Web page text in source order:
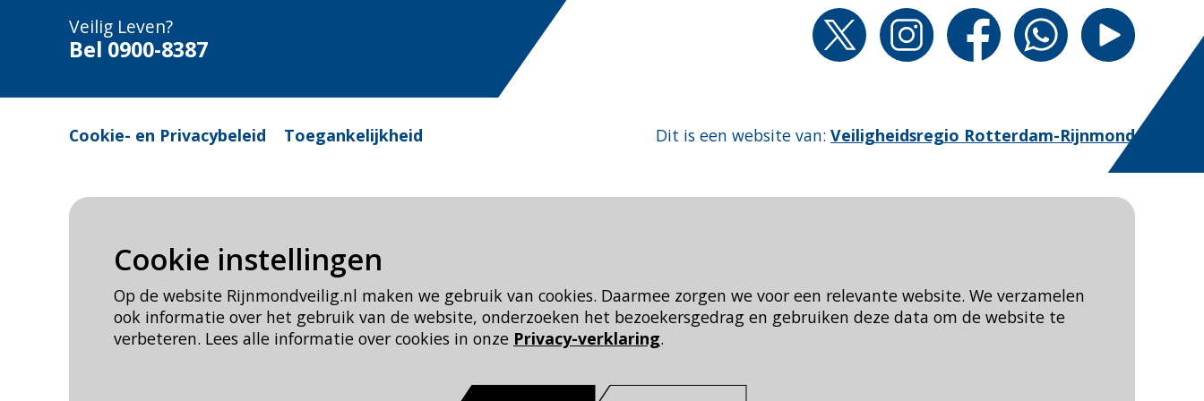
Cookie instellingen
Op de website Rijnmondveilig.nl maken we gebruik van cookies. Daarmee zorgen we voor een relevante website. We verzamelen
ook informatie over het gebruik van de website, onderzoeken het bezoekersgedrag en gebruiken deze data om de website te
verbeteren. Lees alle informatie over cookies in onze Privacy-verklaring.
Veilig Leven?
Bel 0900-8387
Cookie- en Privacybeleid Toegankelijkheid Dit is een website van: Veiligheidsregio Rotterdam-Rijnmond